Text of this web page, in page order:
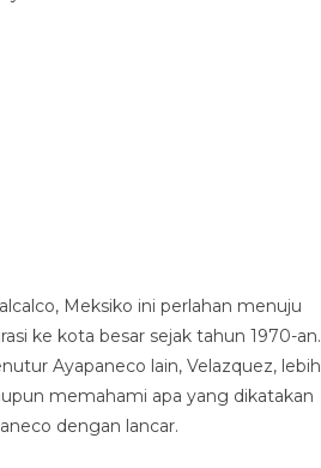
Meksiko ini perlahan menuju
ke kota besar sejak tahun 1970-an.
Ayapaneco lain, Velazquez, lebih
memahami apa yang dikatakan
dengan lancar.